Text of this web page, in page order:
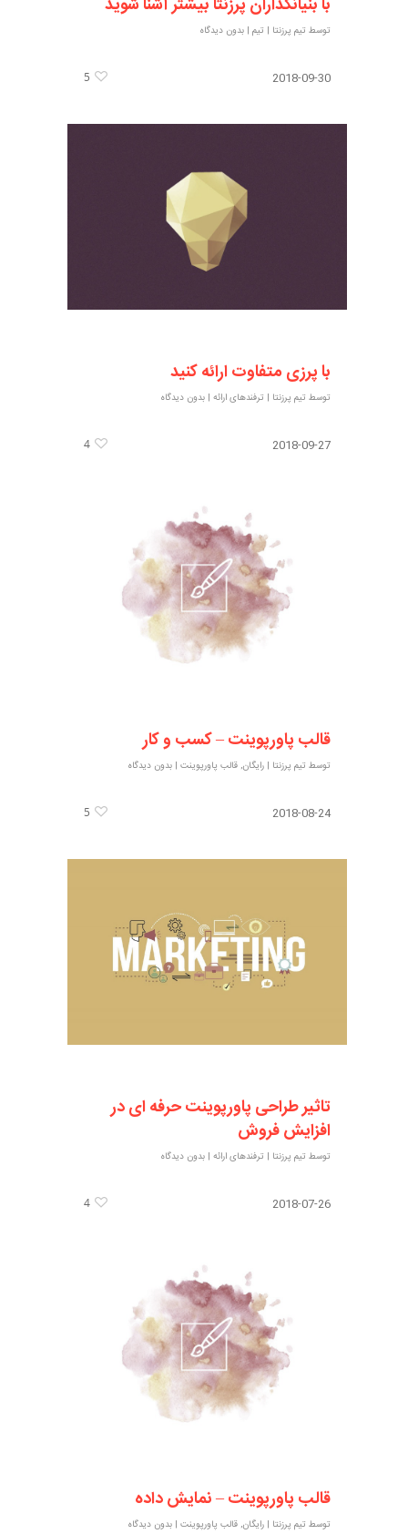
با بنیانگذاران پرزنتا بیشتر آشنا شوید
توسط تیم پرزنتا | تیم |بدون دیدگاه
2018-09-30
5
با پرزی متفاوت ارائه کنید
توسط تیم پرزنتا | ترفندهای ارائه |بدون دیدگاه
2018-09-27
4
قالب پاورپوینت – کسب و کار
توسط تیم پرزنتا |رایگان,قالب پاورپوینت |بدون دیدگاه
2018-08-24
5
تاثیر طراحی پاورپوینت حرفه ای در
افزایش فروش
توسط تیم پرزنتا | ترفندهای ارائه |بدون دیدگاه
2018-07-26
4
قالب پاورپوینت – نمایش داده
توسط تیم پرزنتا |رایگان,قالب پاورپوینت |بدون دیدگاه